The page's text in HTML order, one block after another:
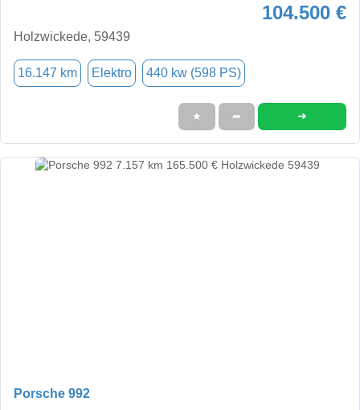
104.500 €
Holzwickede, 59439
16.147 km Elektro 440 kw (598 PS)
★ ➦ ➜
Porsche 992